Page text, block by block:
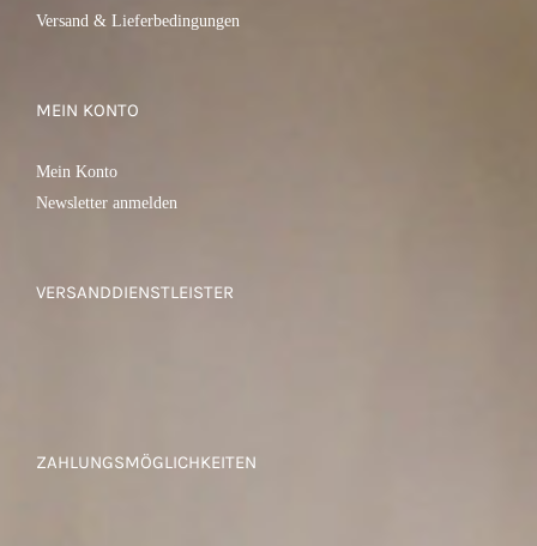
Versand & Lieferbedingungen
MEIN KONTO
Mein Konto
Newsletter anmelden
VERSANDDIENSTLEISTER
ZAHLUNGSMÖGLICHKEITEN